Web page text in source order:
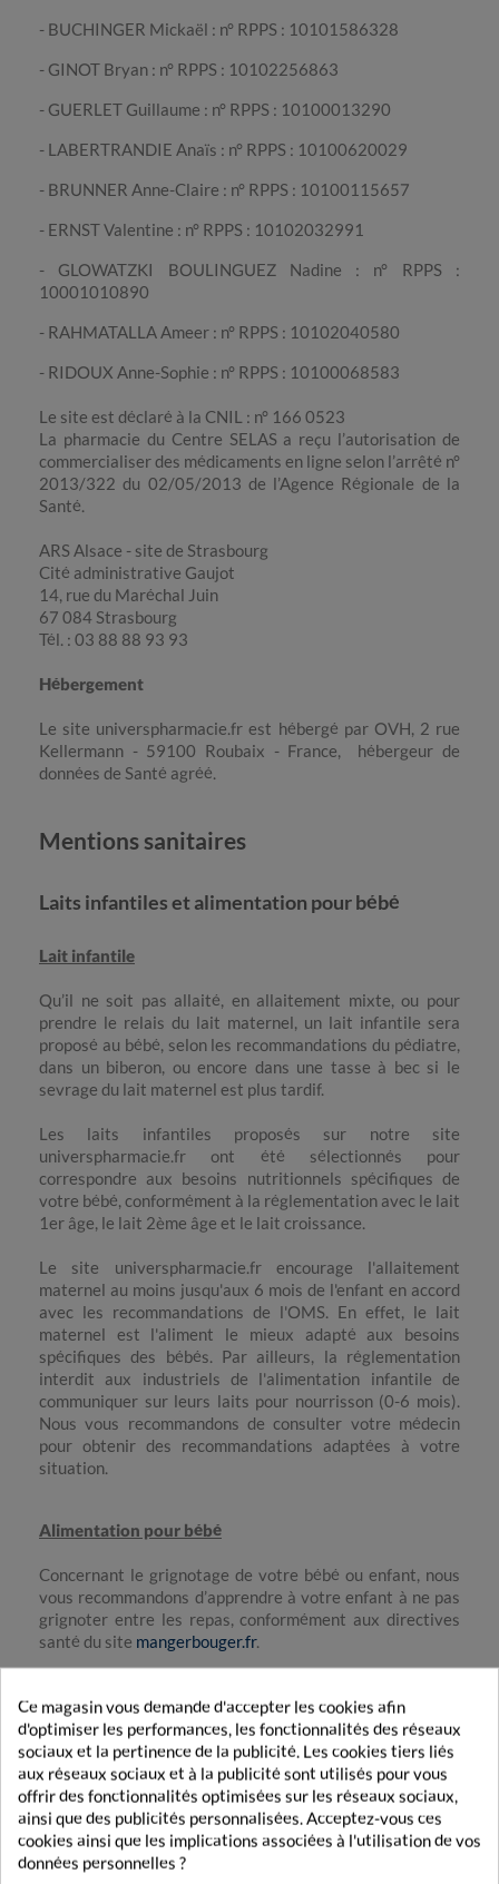
- BUCHINGER Mickaël : n° RPPS : 10101586328
- GINOT Bryan : n° RPPS : 10102256863
- GUERLET Guillaume : n° RPPS : 10100013290
- LABERTRANDIE Anaïs : n° RPPS : 10100620029
- BRUNNER Anne-Claire : n° RPPS : 10100115657
- ERNST Valentine : n° RPPS : 10102032991
- GLOWATZKI BOULINGUEZ Nadine : n° RPPS :
10001010890
- RAHMATALLA Ameer : n° RPPS : 10102040580
- RIDOUX Anne-Sophie : n° RPPS : 10100068583
Le site est déclaré à la CNIL : n° 166 0523
La pharmacie du Centre SELAS a reçu l’autorisation de
commercialiser des médicaments en ligne selon l’arrêté n°
2013/322 du 02/05/2013 de l’Agence Régionale de la
Santé.
ARS Alsace - site de Strasbourg
Cité administrative Gaujot
14, rue du Maréchal Juin
67 084 Strasbourg
Tél. : 03 88 88 93 93
Hébergement
Le site universpharmacie.fr est hébergé par OVH, 2 rue
Kellermann - 59100 Roubaix - France, hébergeur de
données de Santé agréé.
Mentions sanitaires
Laits infantiles et alimentation pour bébé
Lait infantile
Qu’il ne soit pas allaité, en allaitement mixte, ou pour
prendre le relais du lait maternel, un lait infantile sera
proposé au bébé, selon les recommandations du pédiatre,
dans un biberon, ou encore dans une tasse à bec si le
sevrage du lait maternel est plus tardif.
Les laits infantiles proposés sur notre site
universpharmacie.fr ont été sélectionnés pour
correspondre aux besoins nutritionnels spécifiques de
votre bébé, conformément à la réglementation avec le lait
1er âge, le lait 2ème âge et le lait croissance.
Le site universpharmacie.fr encourage l'allaitement
maternel au moins jusqu'aux 6 mois de l'enfant en accord
avec les recommandations de l'OMS. En effet, le lait
maternel est l'aliment le mieux adapté aux besoins
spécifiques des bébés. Par ailleurs, la réglementation
interdit aux industriels de l'alimentation infantile de
communiquer sur leurs laits pour nourrisson (0-6 mois).
Nous vous recommandons de consulter votre médecin
pour obtenir des recommandations adaptées à votre
situation.
Alimentation pour bébé
Concernant le grignotage de votre bébé ou enfant, nous
vous recommandons d’apprendre à votre enfant à ne pas
grignoter entre les repas, conformément aux directives
santé du site mangerbouger.fr.
dès 6 mois à votre bébé. En plus du lait, l'eau est la seule
boisson indispensable. Il est important de choisir une eau
adaptée présentant une composition de faible teneur en
nitrates et en résidus secs (inférieurs à 500 mg/litre);
donc faiblement minéralisée. Prenez des conseils auprès
de votre pédiatre pour plus d’informations.
Enfin, nous rappelons aux heureux parents que bouger et
Ce magasin vous demande d'accepter les cookies afin
d'optimiser les performances, les fonctionnalités des réseaux
sociaux et la pertinence de la publicité. Les cookies tiers liés
aux réseaux sociaux et à la publicité sont utilisés pour vous
offrir des fonctionnalités optimisées sur les réseaux sociaux,
ainsi que des publicités personnalisées. Acceptez-vous ces
cookies ainsi que les implications associées à l'utilisation de vos
données personnelles ?